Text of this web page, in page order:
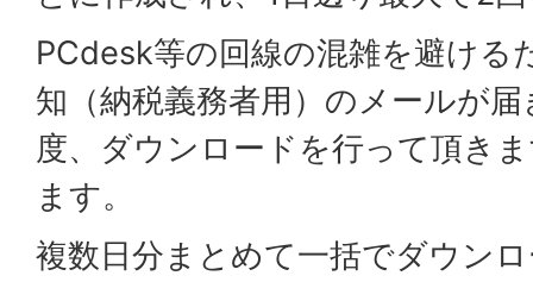
PCdesk等の回線の混雑を避ける
知（納税義務者用）のメールが
度、ダウンロードを行って頂き
ます。
複数日分まとめて一括でダウン